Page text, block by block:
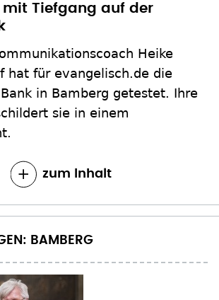
mit Tiefgang auf der
Heike
hat für evangelisch.de die
in Bamberg getestet. Ihre
sie in einem
zum Inhalt
BAMBERG